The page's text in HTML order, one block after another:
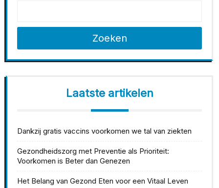
Zoeken
Laatste artikelen
Dankzij gratis vaccins voorkomen we tal van ziekten
Gezondheidszorg met Preventie als Prioriteit:
Voorkomen is Beter dan Genezen
Het Belang van Gezond Eten voor een Vitaal Leven